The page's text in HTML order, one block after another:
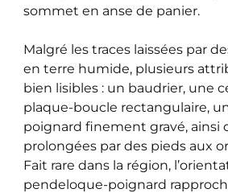
sommet en anse de panier.
Malgré les traces laissées par
en terre humide, plusieurs
bien lisibles : un baudrier, une
plaque-boucle rectangulaire,
poignard finement gravé, ainsi
prolongées par des pieds aux
Fait rare dans la région,
pendeloque-poignard